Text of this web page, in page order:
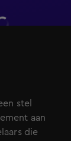
stel
aan
die